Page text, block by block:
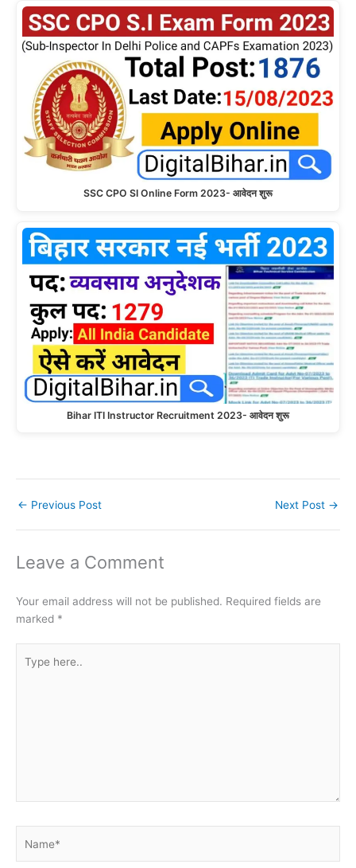
SSC CPO SI Online Form 2023- आवेदन शुरू
Bihar ITI Instructor Recruitment 2023- आवेदन शुरू
← Previous Post Next Post →
Leave a Comment
Your email address will not be published. Required fields are
marked *
here..